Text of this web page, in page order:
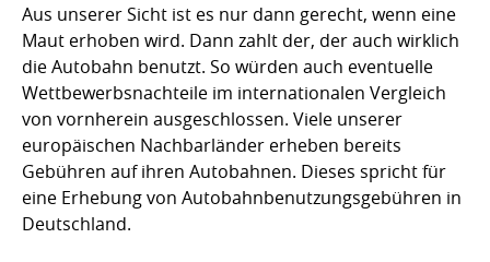
Aus unserer Sicht ist es nur dann gerecht, wenn eine
Maut erhoben wird. Dann zahlt der, der auch wirklich
die Autobahn benutzt. So würden auch eventuelle
Wettbewerbsnachteile im internationalen Vergleich
von vornherein ausgeschlossen. Viele unserer
europäischen Nachbarländer erheben bereits
Gebühren auf ihren Autobahnen. Dieses spricht für
eine Erhebung von Autobahnbenutzungsgebühren in
Deutschland.